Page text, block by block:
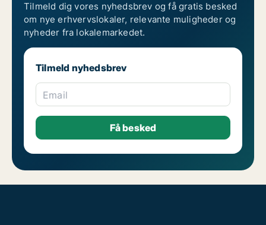
Tilmeld dig vores nyhedsbrev og få gratis besked
om nye erhvervslokaler, relevante muligheder og
nyheder fra lokalemarkedet.
Tilmeld nyhedsbrev
Email